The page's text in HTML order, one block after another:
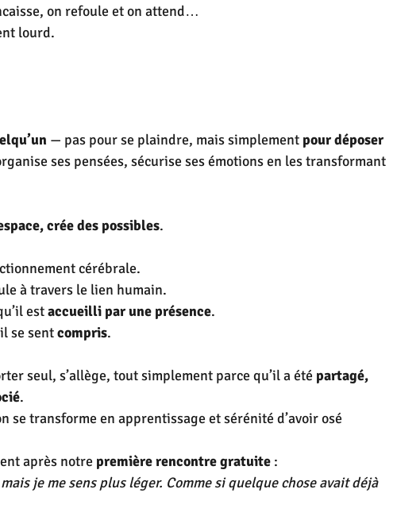
on refoule et on attend…
lourd.
— pas pour se plaindre, mais simplement pour déposer
ses pensées, sécurise ses émotions en les transformant
crée des possibles.
cérébrale.
à travers le lien humain.
est accueilli par une présence.
il se sent compris.
seul, s’allège, tout simplement parce qu’il a été partagé,
.
se transforme en apprentissage et sérénité d’avoir osé
après notre première rencontre gratuite :
je me sens plus léger. Comme si quelque chose avait déjà